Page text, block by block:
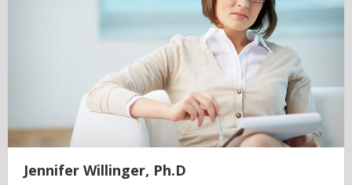
Jennifer Willinger, Ph.D